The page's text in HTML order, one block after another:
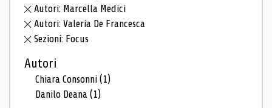
Autori: Marcella Medici
Autori: Valeria De Francesca
Sezioni: Focus
Autori
Chiara Consonni(1)
Danilo Deana(1)